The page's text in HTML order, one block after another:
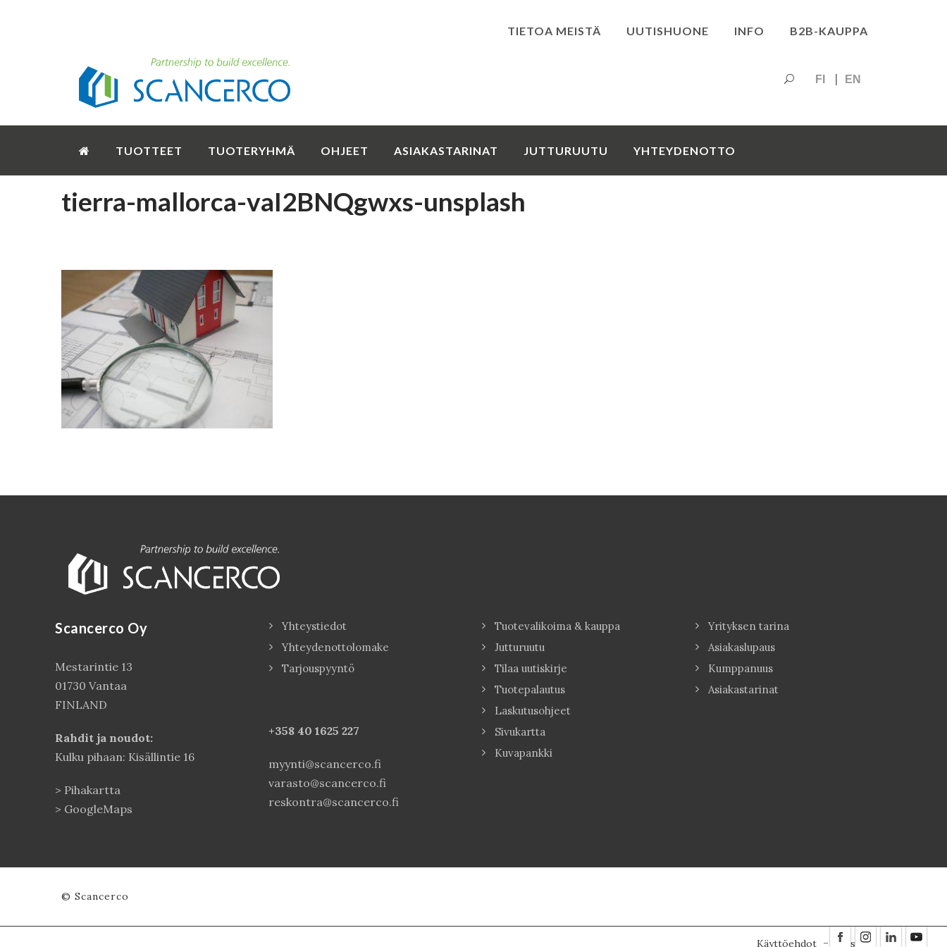
TIETOA MEISTÄ UUTISHUONE INFO B2B-KAUPPA
FI EN
TUOTTEET TUOTERYHMÄ OHJEET ASIAKASTARINAT JUTTURUUTU YHTEYDENOTTO
tierra-mallorca-vaI2BNQgwxs-unsplash
Scancerco Oy
Mestarintie 13
01730 Vantaa
FINLAND
Rahdit ja noudot:
Kulku pihaan: Kisällintie 16
> Pihakartta
> GoogleMaps
Yhteystiedot
Yhteydenottolomake
Tarjouspyyntö
+358 40 1625 227
myynti@scancerco.fi
varasto@scancerco.fi
reskontra@scancerco.fi
Tuotevalikoima & kauppa
Jutturuutu
Tilaa uutiskirje
Tuotepalautus
Laskutusohjeet
Sivukartta
Kuvapankki
Yrityksen tarina
Asiakaslupaus
Kumppanuus
Asiakastarinat
© Scancerco
Käyttöehdot Evästeet